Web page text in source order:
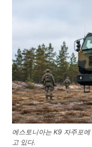
에스토니아는 K9 자주포
고 있다.